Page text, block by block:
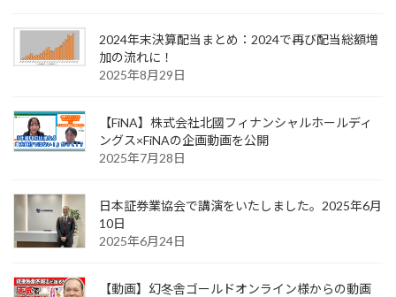
2024年末決算配当まとめ：2024で再び配当総額増
加の流れに！
2025年8月29日
【FiNA】株式会社北國フィナンシャルホールディ
ングス×FiNAの企画動画を公開
2025年7月28日
日本証券業協会で講演をいたしました。2025年6月
10日
2025年6月24日
【動画】幻冬舎ゴールドオンライン様からの動画